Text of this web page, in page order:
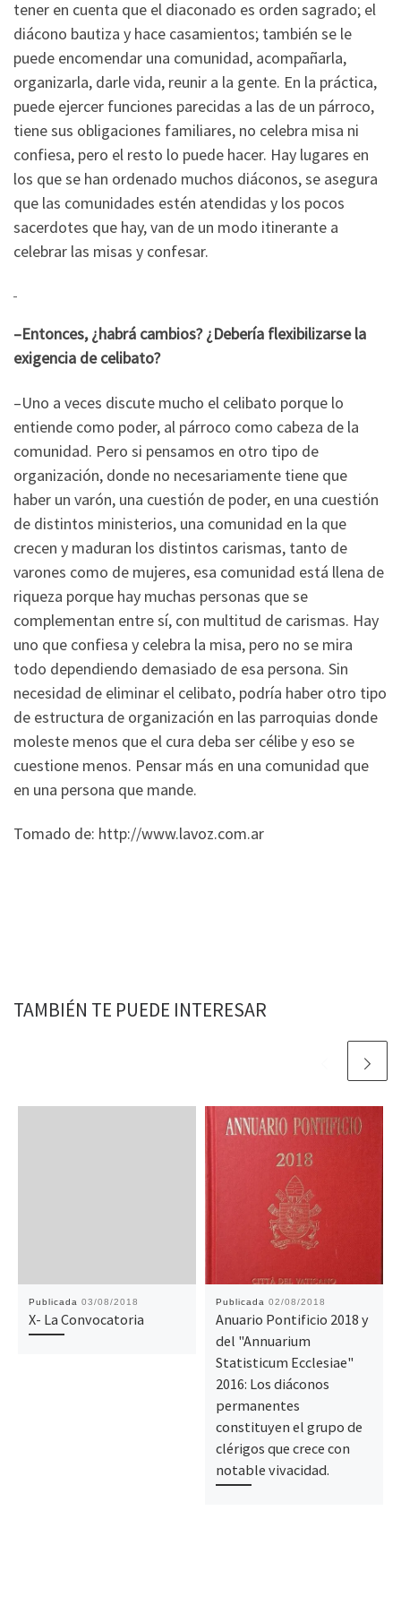
tener en cuenta que el diaconado es orden sagrado; el
diácono bautiza y hace casamientos; también se le
puede encomendar una comunidad, acompañarla,
organizarla, darle vida, reunir a la gente. En la práctica,
puede ejercer funciones parecidas a las de un párroco,
tiene sus obligaciones familiares, no celebra misa ni
confiesa, pero el resto lo puede hacer. Hay lugares en
los que se han ordenado muchos diáconos, se asegura
que las comunidades estén atendidas y los pocos
sacerdotes que hay, van de un modo itinerante a
celebrar las misas y confesar.
–Entonces, ¿habrá cambios? ¿Debería flexibilizarse la
exigencia de celibato?
–Uno a veces discute mucho el celibato porque lo
entiende como poder, al párroco como cabeza de la
comunidad. Pero si pensamos en otro tipo de
organización, donde no necesariamente tiene que
haber un varón, una cuestión de poder, en una cuestión
de distintos ministerios, una comunidad en la que
crecen y maduran los distintos carismas, tanto de
varones como de mujeres, esa comunidad está llena de
riqueza porque hay muchas personas que se
complementan entre sí, con multitud de carismas. Hay
uno que confiesa y celebra la misa, pero no se mira
todo dependiendo demasiado de esa persona. Sin
necesidad de eliminar el celibato, podría haber otro tipo
de estructura de organización en las parroquias donde
moleste menos que el cura deba ser célibe y eso se
cuestione menos. Pensar más en una comunidad que
en una persona que mande.
Tomado de: http://www.lavoz.com.ar
TAMBIÉN TE PUEDE INTERESAR
Publicada 03/08/2018
X- La Convocatoria
Publicada 02/08/2018
Anuario Pontificio 2018 y
del "Annuarium
Statisticum Ecclesiae"
2016: Los diáconos
permanentes
constituyen el grupo de
clérigos que crece con
notable vivacidad.